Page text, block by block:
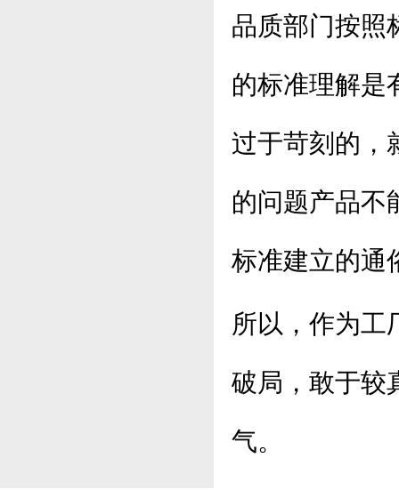
品质部门按照
的标准理解是
过于苛刻的，
的问题产品不
标准建立的通
所以，作为工
破局，敢于较
气。